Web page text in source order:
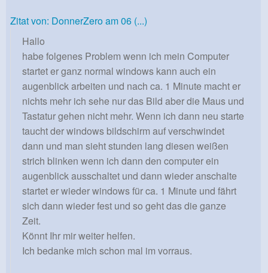
Zitat von: DonnerZero am 06 (...)
Hallo
habe folgenes Problem wenn ich mein Computer
startet er ganz normal windows kann auch ein
augenblick arbeiten und nach ca. 1 Minute macht er
nichts mehr ich sehe nur das Bild aber die Maus und
Tastatur gehen nicht mehr. Wenn ich dann neu starte
taucht der windows bildschirm auf verschwindet
dann und man sieht stunden lang diesen weißen
strich blinken wenn ich dann den computer ein
augenblick ausschaltet und dann wieder anschalte
startet er wieder windows für ca. 1 Minute und fährt
sich dann wieder fest und so geht das die ganze
Zeit.
Könnt Ihr mir weiter helfen.
Ich bedanke mich schon mal im vorraus.